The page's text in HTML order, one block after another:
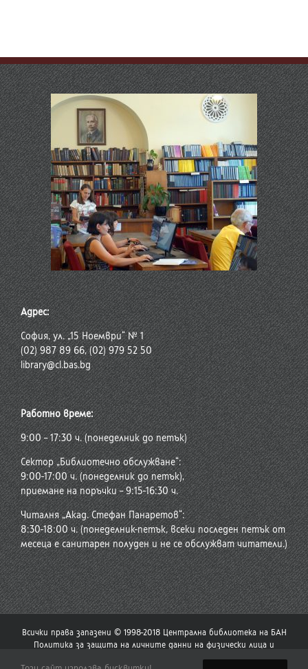
Адрес:
София, ул. „15 Ноември“ № 1
(02) 987 89 66, (02) 979 52 50
library@cl.bas.bg
Работно време:
9:00 – 17:30 ч. (понеделник до петък)
Сектор „Библиотечно обслужване“:
9:00-17:00 ч. (понеделник до петък),
приемане на поръчки – 9:15-16:30 ч.
Читалня „Акад. Стефан Панаретов“:
8:30-18:00 ч. (понеделник-петък, всеки последен петък от
месеца е санитарен полуден и не се обслужват читатели.)
Всички права запазени © 1998-2018 Централна библиотека на БАН
Политика за защита на личните данни на физически лица и
политика за употреба на бисквитки